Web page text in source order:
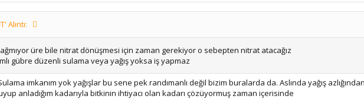
Alıntı:
üre bile nitrat dönüşmesi için zaman gerekiyor o sebepten nitrat atacağız
gübre düzenli sulama veya yağış yoksa iş yapmaz
imkanım yok yağışlar bu sene pek randımanlı değil bizim buralarda da. Aslında yağış
anladığım kadarıyla bitkinin ihtiyacı olan kadarı çözüyormuş zaman içerisinde